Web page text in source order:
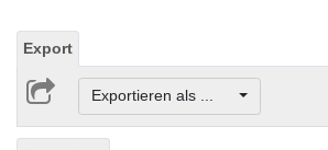
Export
Exportieren als ...